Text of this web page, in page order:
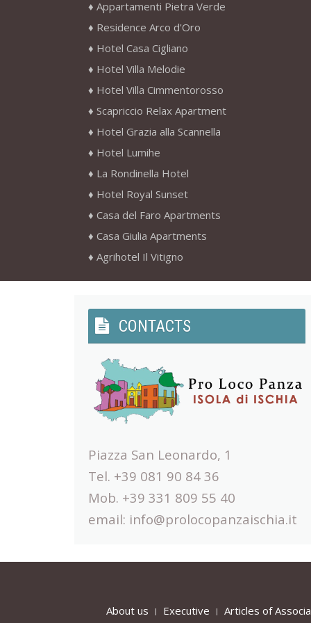
Appartamenti Pietra Verde
Residence Arco d'Oro
Hotel Casa Cigliano
Hotel Villa Melodie
Hotel Villa Cimmentorosso
Scapriccio Relax Apartment
Hotel Grazia alla Scannella
Hotel Lumihe
La Rondinella Hotel
Hotel Royal Sunset
Casa del Faro Apartments
Casa Giulia Apartments
Agrihotel Il Vitigno
CONTACTS
Piazza San Leonardo, 1
Tel. +39 081 90 84 36
Mob. +39 331 809 55 40
email: info@prolocopanzaischia.it
About us Executive Articles of